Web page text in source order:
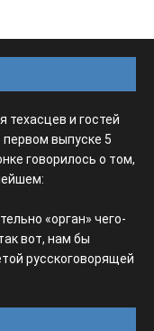
техасцев и гостей
выпуске 5
говорилось о том,
«орган» чего-
вот, нам бы
русскоговорящей